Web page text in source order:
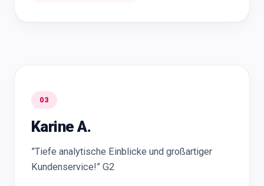
03
Karine A.
”Tiefe analytische Einblicke und großartiger
Kundenservice!” G2